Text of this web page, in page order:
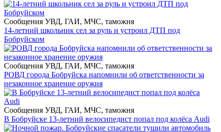
Сообщения УВД, ГАИ, МЧС, таможня
14-летний школьник сел за руль и устроил ДТП под
Бобруйском
Сообщения УВД, ГАИ, МЧС, таможня
РОВД города Бобруйска напомнили об ответственности за
незаконное хранение оружия
Сообщения УВД, ГАИ, МЧС, таможня
В Бобруйске 13-летний велосипедист попал под колёса Audi